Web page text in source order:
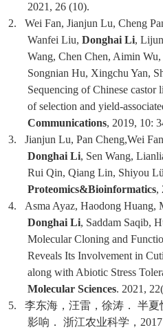
2021, 26 (10).
2.
Wei Fan, Jianjun Lu, Cheng
Wanfei Liu, Donghai Li,
Wang, Chen Chen, Aimin
Songnian Hu, Xingchu Yan,
Sequencing of Chinese castor
of selection and yield-
Communications, 2019, 10:
3.
Jianjun Lu, Pan Cheng,Wei
Donghai Li, Sen Wang,
Rui Qin, Qiang Lin, Shiyou
Proteomics&Bioinformatics,
4.
Asma Ayaz, Haodong Huang,
Donghai Li, Saddam Saqib,
Molecular Cloning and
Reveals Its Involvement in
along with Abiotic Stress
Molecular Sciences. 2021,
5.
李东海，汪雷，徐涛．
半夏
影响．
浙江农业科学， 2017